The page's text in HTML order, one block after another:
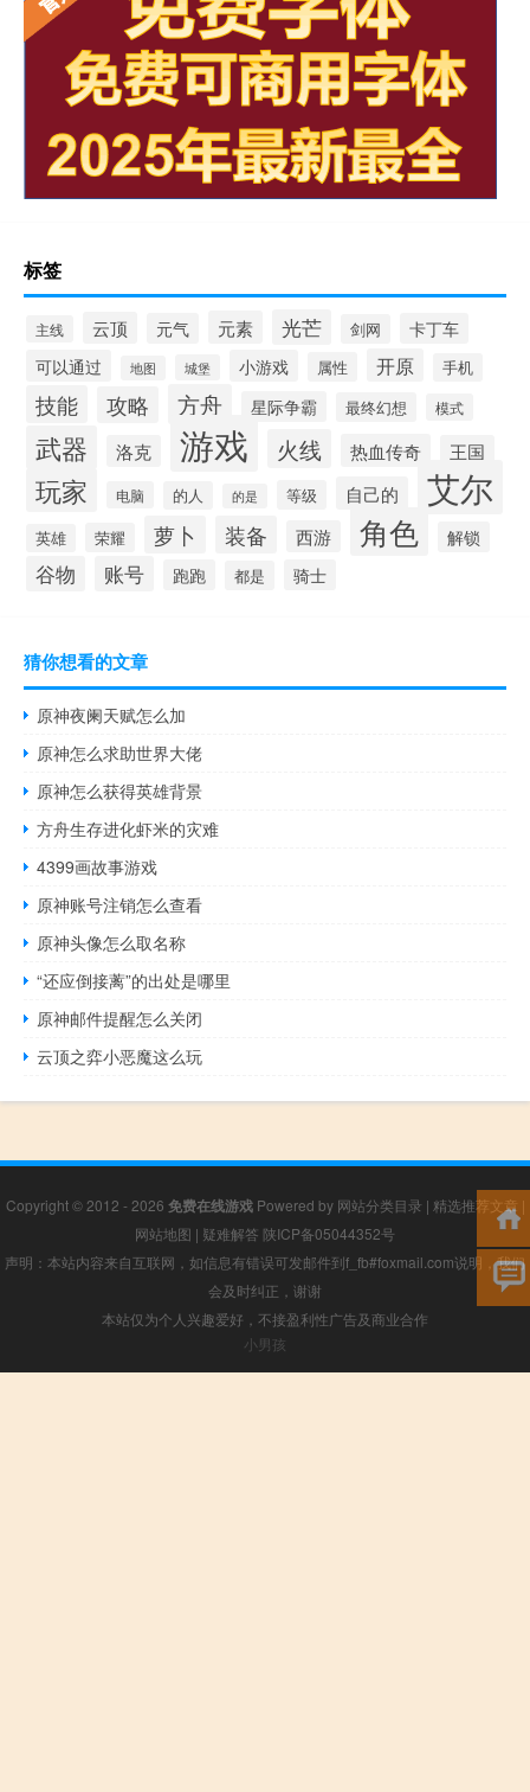
标签
主线 云顶 元气 元素 光芒 剑网 卡丁车
可以通过 地图 城堡 小游戏 属性 开原 手机
技能 攻略 方舟 星际争霸 最终幻想 模式
武器 洛克 游戏 火线 热血传奇 王国
玩家 电脑 的人 的是 等级 自己的 艾尔
英雄 荣耀 萝卜 装备 西游 角色 解锁
谷物 账号 跑跑 都是 骑士
猜你想看的文章
原神夜阑天赋怎么加
原神怎么求助世界大佬
原神怎么获得英雄背景
方舟生存进化虾米的灾难
4399画故事游戏
原神账号注销怎么查看
原神头像怎么取名称
“还应倒接蓠”的出处是哪里
原神邮件提醒怎么关闭
云顶之弈小恶魔这么玩
Copyright © 2012 - 2026 免费在线游戏Powered by 网站分类目录 | 精选推荐文章 |
网站地图 | 疑难解答 陕ICP备05044352号
声明：本站内容来自互联网，如信息有错误可发邮件到f_fb#foxmail.com说明，我们
会及时纠正，谢谢
本站仅为个人兴趣爱好，不接盈利性广告及商业合作
小男孩